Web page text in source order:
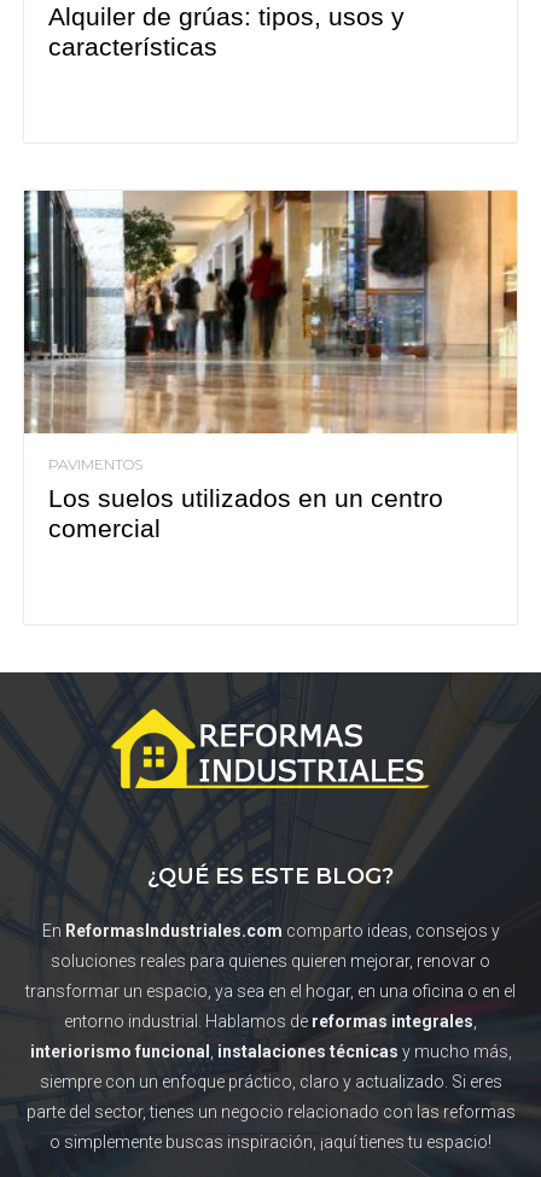
Alquiler de grúas: tipos, usos y
características
PAVIMENTOS
Los suelos utilizados en un centro
comercial
¿QUÉ ES ESTE BLOG?
En ReformasIndustriales.com comparto ideas, consejos y
soluciones reales para quienes quieren mejorar, renovar o
transformar un espacio, ya sea en el hogar, en una oficina o en el
entorno industrial. Hablamos de reformas integrales,
interiorismo funcional , instalaciones técnicas y mucho más,
siempre con un enfoque práctico, claro y actualizado. Si eres
parte del sector, tienes un negocio relacionado con las reformas
o simplemente buscas inspiración, ¡aquí tienes tu espacio!